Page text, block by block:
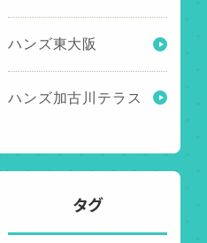
ハンズ東大阪
ハンズ加古川テラス
タグ